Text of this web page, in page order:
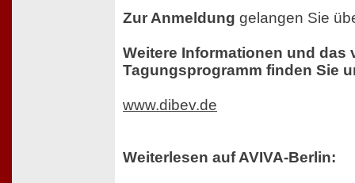
Zur Anmeldung gelangen Sie
Weitere Informationen und das
Tagungsprogramm finden Sie
www.dibev.de
Weiterlesen auf AVIVA-Berlin: